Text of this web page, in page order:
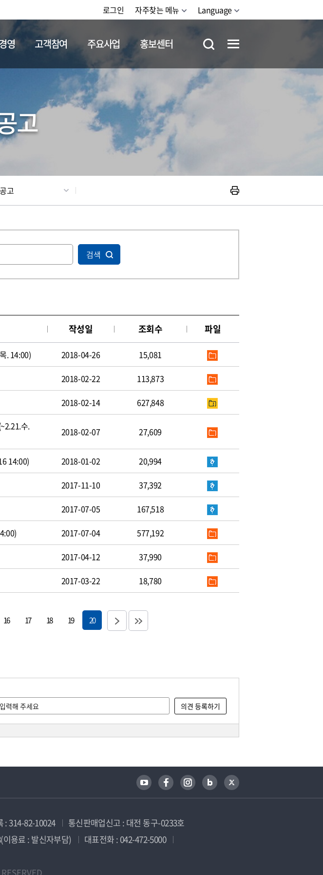
로그인 자주찾는 메뉴 Language
채용정보
영 고객참여 주요사업 홍보센터
고
고
검색
작성일 조회수 파일
. 14:00) 2018-04-26 15,081
2018-02-22 113,873
2018-02-14 627,848
수.
2018-02-07 27,609
14:00) 2018-01-02 20,994
2017-11-10 37,392
2017-07-05 167,518
2017-07-04 577,192
2017-04-12 37,990
2017-03-22 18,780
16 17 18 19 20
: 314-82-10024
통신판매업신고 : 대전 동구-0233호
용료 : 발신자부담)
대표전화 : 042-472-5000